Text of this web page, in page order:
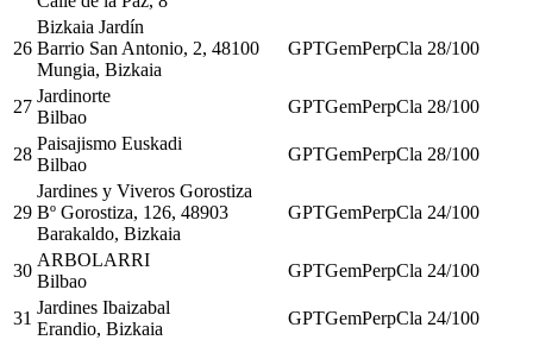
26
Bizkaia Jardín
Barrio San Antonio, 2, 48100
Mungia, Bizkaia
GPTGemPerpCla 28/100
27
Jardinorte
Bilbao
GPTGemPerpCla 28/100
28
Paisajismo Euskadi
Bilbao
GPTGemPerpCla 28/100
29
Jardines y Viveros Gorostiza
Bº Gorostiza, 126, 48903
Barakaldo, Bizkaia
GPTGemPerpCla 24/100
30
ARBOLARRI
Bilbao
GPTGemPerpCla 24/100
31
Jardines Ibaizabal
Erandio, Bizkaia
GPTGemPerpCla 24/100